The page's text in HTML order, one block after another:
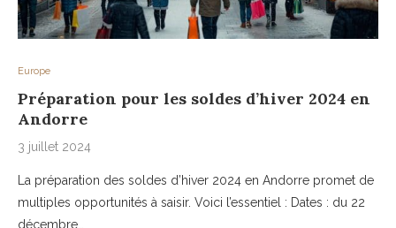
Europe
Préparation pour les soldes d’hiver 2024 en
Andorre
3 juillet 2024
La préparation des soldes d’hiver 2024 en Andorre promet de
multiples opportunités à saisir. Voici l’essentiel : Dates : du 22
décembre…